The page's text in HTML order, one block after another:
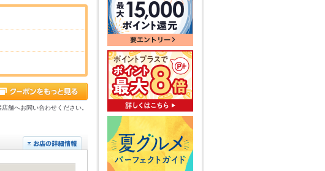
舗へお問い合わせください。